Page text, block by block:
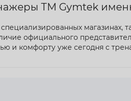
ТМ Gymtek
магазинах,
официального
и комфорту уже сегодня с